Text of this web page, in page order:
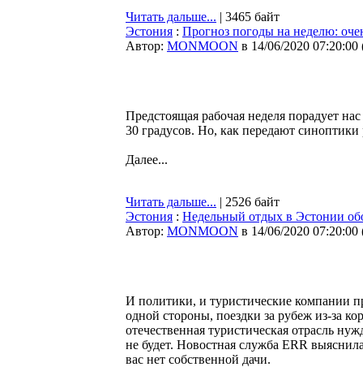
Читать дальше... | 3465 байт
Эстония : Прогноз погоды на неделю:
Автор: MONMOON в 14/06/2020 07:20:00
Предстоящая рабочая неделя порадует
30 градусов. Но, как передают
Далее...
Читать дальше... | 2526 байт
Эстония : Недельный отдых в Эстонии
Автор: MONMOON в 14/06/2020 07:20:00
И политики, и туристические компании
одной стороны, поездки за рубеж из-за
отечественная туристическая отрасль
не будет. Новостная служба ERR
вас нет собственной дачи.